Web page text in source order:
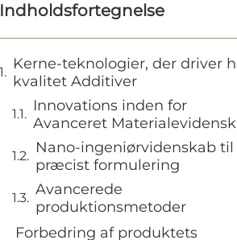
Indholdsfortegnelse
Kerne-teknologier, der driver
kvalitet Additiver
Innovations inden for
Avanceret
Nano-ingeniørvidenskab til
præcist formulering
Avancerede
produktionsmetoder
Forbedring af produktets